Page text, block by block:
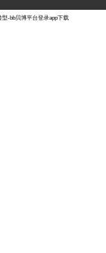
-bb贝博平台登录app下载